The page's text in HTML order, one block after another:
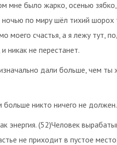
мне было жарко, осенью
ночью по миру шёл тихий
моего счастья, а я лежу тут,
никак не перестанет.
дали больше, чем
никто ничего не
энергия. (52)Человек
не приходит в пустое